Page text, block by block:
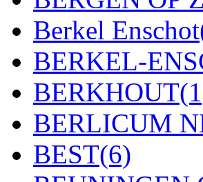
Berkel Enschot
BERKEL-
BERKHOUT
BERLICUM
BEST(6)